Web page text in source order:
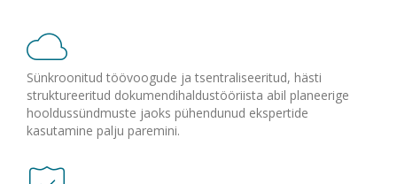
Sünkroonitud töövoogude ja tsentraliseeritud, hästi
struktureeritud dokumendihaldustööriista abil planeerige
hooldussündmuste jaoks pühendunud ekspertide
kasutamine palju paremini.